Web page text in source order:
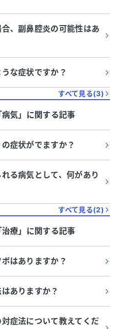
、副鼻腔炎の可能性はあ
な症状ですか？
すべて見る(3)
病気」に関する記事
症状がでますか？
る病気として、何があり
すべて見る(2)
治療」に関する記事
はありますか？
ありますか？
症法について教えてくだ